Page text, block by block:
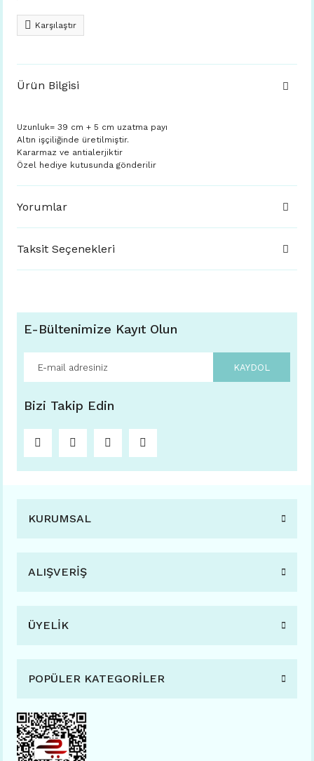
Karşılaştır
Ürün Bilgisi
Uzunluk= 39 cm + 5 cm uzatma payı
Altın işçiliğinde üretilmiştir.
Kararmaz ve antialerjiktir
Özel hediye kutusunda gönderilir
Yorumlar
Taksit Seçenekleri
E-Bültenimize Kayıt Olun
KAYDOL
Bizi Takip Edin
KURUMSAL
ALIŞVERİŞ
ÜYELİK
POPÜLER KATEGORİLER